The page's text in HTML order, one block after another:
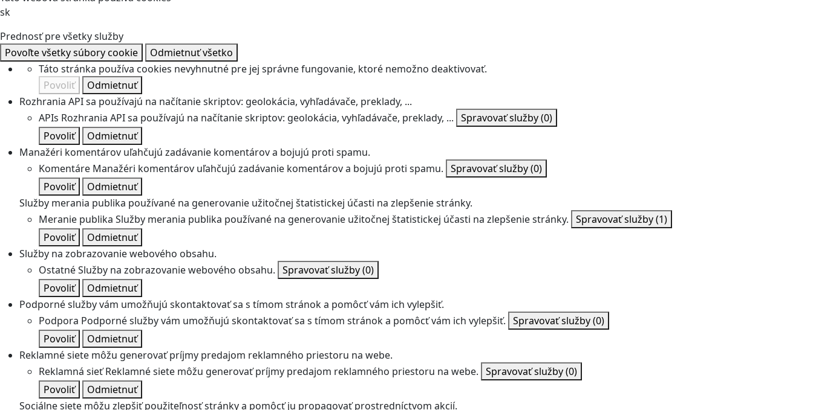
sk
Prednosť pre všetky služby
Povoľte všetky súbory cookie
Odmietnuť všetko
Táto stránka používa cookies nevyhnutné pre jej správne fungovanie, ktoré nemožno deaktivovať.
Povoliť
Odmietnuť
Rozhrania API sa používajú na načítanie skriptov: geolokácia, vyhľadávače, preklady, ...
APIs Rozhrania API sa používajú na načítanie skriptov: geolokácia, vyhľadávače, preklady, ... Spravovať služby(0)
Povoliť
Odmietnuť
Manažéri komentárov uľahčujú zadávanie komentárov a bojujú proti spamu.
Komentáre Manažéri komentárov uľahčujú zadávanie komentárov a bojujú proti spamu. Spravovať služby(0)
Povoliť
Odmietnuť
Služby merania publika používané na generovanie užitočnej štatistickej účasti na zlepšenie stránky.
Meranie publika Služby merania publika používané na generovanie užitočnej štatistickej účasti na zlepšenie stránky. Spravovať služby(1)
Povoliť
Odmietnuť
Služby na zobrazovanie webového obsahu.
OstatnéSlužby na zobrazovanie webového obsahu. Spravovať služby(0)
Povoliť
Odmietnuť
Podporné služby vám umožňujú skontaktovať sa s tímom stránok a pomôcť vám ich vylepšiť.
Podpora Podporné služby vám umožňujú skontaktovať sa s tímom stránok a pomôcť vám ich vylepšiť. Spravovať služby(0)
Povoliť
Odmietnuť
Reklamné siete môžu generovať príjmy predajom reklamného priestoru na webe.
Reklamná sieť Reklamné siete môžu generovať príjmy predajom reklamného priestoru na webe. Spravovať služby(0)
Povoliť
Odmietnuť
Sociálne siete môžu zlepšiť použiteľnosť stránky a pomôcť ju propagovať prostredníctvom akcií.